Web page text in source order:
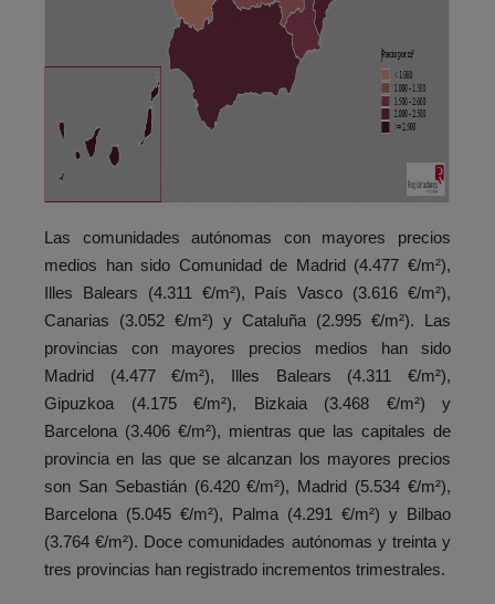
Las comunidades autónomas con mayores precios
medios han sido Comunidad de Madrid (4.477 €/m²),
Illes Balears (4.311 €/m²), País Vasco (3.616 €/m²),
Canarias (3.052 €/m²) y Cataluña (2.995 €/m²). Las
provincias con mayores precios medios han sido
Madrid (4.477 €/m²), Illes Balears (4.311 €/m²),
Gipuzkoa (4.175 €/m²), Bizkaia (3.468 €/m²) y
Barcelona (3.406 €/m²), mientras que las capitales de
provincia en las que se alcanzan los mayores precios
son San Sebastián (6.420 €/m²), Madrid (5.534 €/m²),
Barcelona (5.045 €/m²), Palma (4.291 €/m²) y Bilbao
(3.764 €/m²). Doce comunidades autónomas y treinta y
tres provincias han registrado incrementos trimestrales.